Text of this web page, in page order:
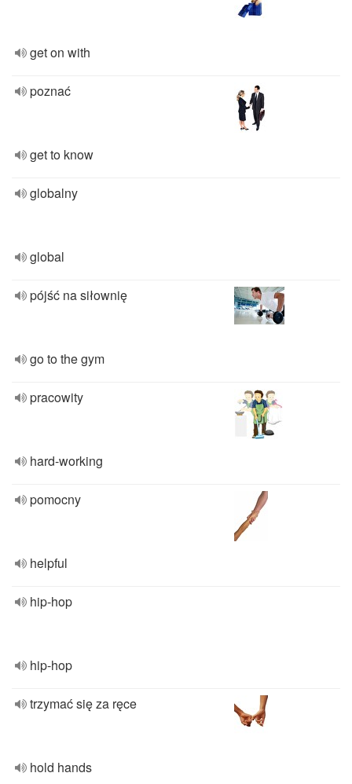
get on with
poznać
get to know
globalny
global
pójść na siłownię
go to the gym
pracowity
hard-working
pomocny
helpful
hip-hop
hip-hop
trzymać się za ręce
hold hands